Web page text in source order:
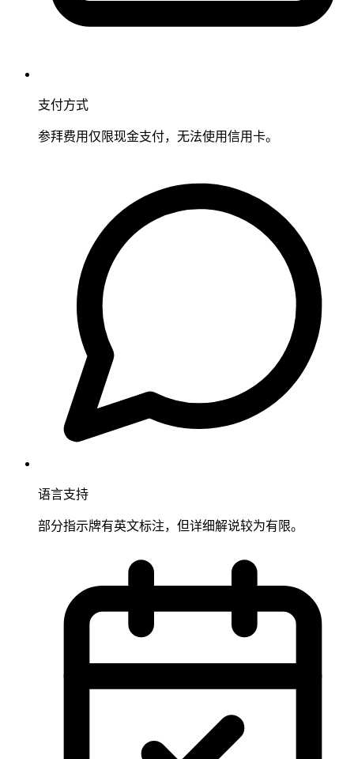
支付方式
参拜费用仅限现金支付，无法使用信用卡。
语言支持
部分指示牌有英文标注，但详细解说较为有限。